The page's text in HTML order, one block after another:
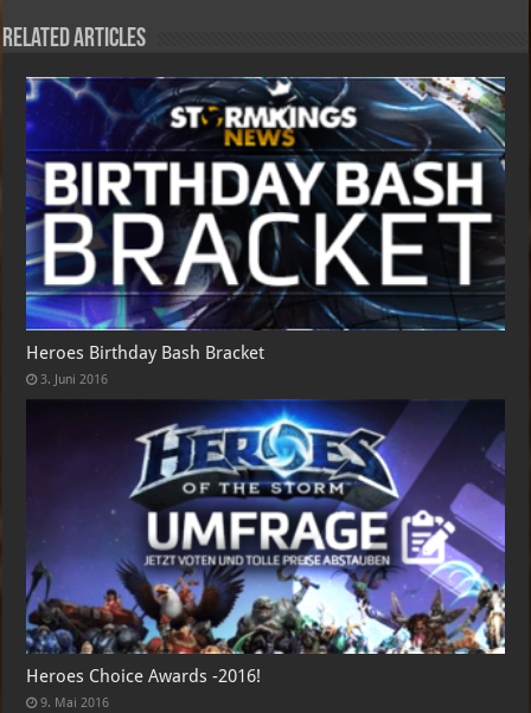
Related Articles
Heroes Birthday Bash Bracket
3. Juni 2016
Heroes Choice Awards -2016!
9. Mai 2016